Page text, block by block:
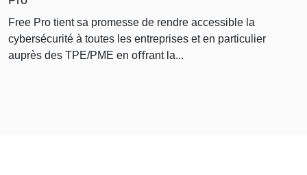
Free Pro tient sa promesse de rendre accessible la
cybersécurité à toutes les entreprises et en particulier
auprès des TPE/PME en oﬀrant la...